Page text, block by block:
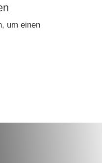
um einen